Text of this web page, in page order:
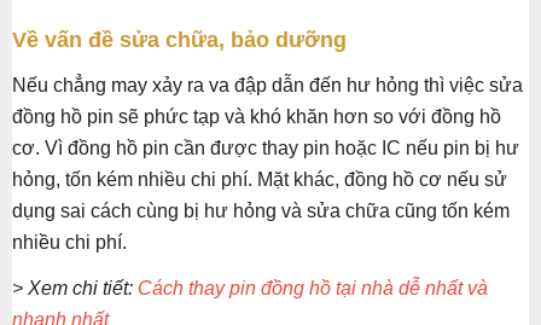
Về vấn đề sửa chữa, bảo dưỡng
Nếu chẳng may xảy ra va đập dẫn đến hư hỏng thì việc sửa
đồng hồ pin sẽ phức tạp và khó khăn hơn so với đồng hồ
cơ. Vì đồng hồ pin cần được thay pin hoặc IC nếu pin bị hư
hỏng, tốn kém nhiều chi phí. Mặt khác, đồng hồ cơ nếu sử
dụng sai cách cùng bị hư hỏng và sửa chữa cũng tốn kém
nhiều chi phí.
> Xem chi tiết: Cách thay pin đồng hồ tại nhà dễ nhất và
nhanh nhất